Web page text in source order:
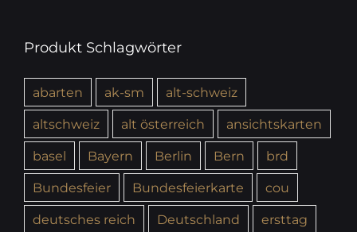
Produkt Schlagwörter
abarten ak-sm
alt-schweiz
altschweiz
alt österreich
ansichtskarten
basel
Bayern Berlin Bern
brd
Bundesfeier
Bundesfeierkarte
cou
deutsches reich
Deutschland
ersttag